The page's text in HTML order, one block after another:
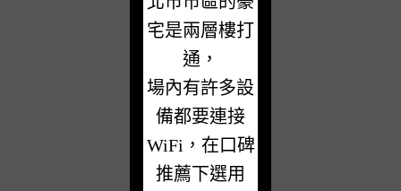
宅是兩層樓打
通，
場內有許多設
備都要連接
WiFi，在口碑
推薦下選用